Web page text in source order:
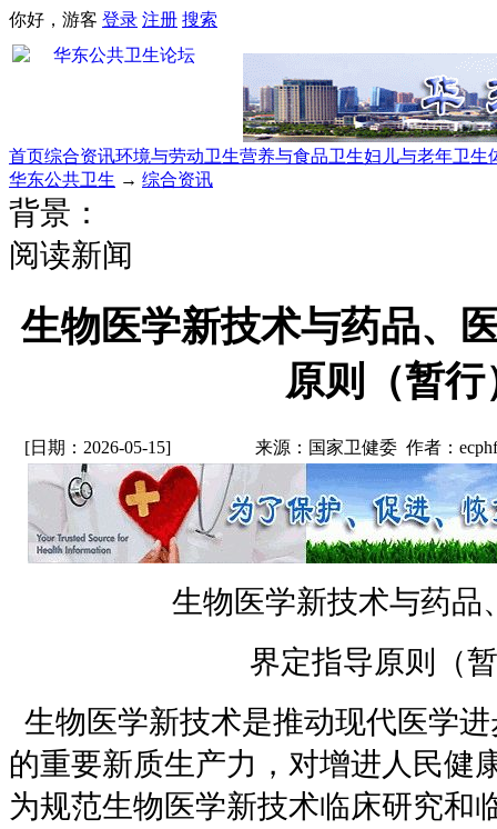
你好，游客 登录 注册 搜索
首页综合资讯环境与劳动卫生营养与食品卫生妇儿与老年卫生
华东公共卫生 → 综合资讯
背景：
阅读新闻
生物医学新技术与药品、
原则（暂行
[日期：2026-05-15] 来源：国家卫健委 作者：
生物医学新技术与药品
界定指导原则（
生物医学新技术是推动现代医学
的重要新质生产力，对增进人民健
为规范生物医学新技术临床研究和